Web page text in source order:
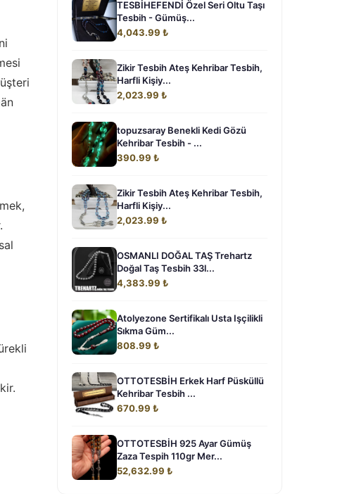
TESBİHEFENDİ Özel Seri Oltu Taşı
Tesbih - Gümüş...
4,043.99 ₺
Zikir Tesbih Ateş Kehribar Tesbih,
Harfli Kişiy...
2,023.99 ₺
topuzsaray Benekli Kedi Gözü
Kehribar Tesbih - ...
390.99 ₺
Zikir Tesbih Ateş Kehribar Tesbih,
Harfli Kişiy...
2,023.99 ₺
OSMANLI DOĞAL TAŞ Trehartz
Doğal Taş Tesbih 33l...
4,383.99 ₺
Atolyezone Sertifikalı Usta Işçilikli
Sıkma Güm...
808.99 ₺
OTTOTESBİH Erkek Harf Püsküllü
Kehribar Tesbih ...
670.99 ₺
OTTOTESBİH 925 Ayar Gümüş
Zaza Tespih 110gr Mer...
52,632.99 ₺